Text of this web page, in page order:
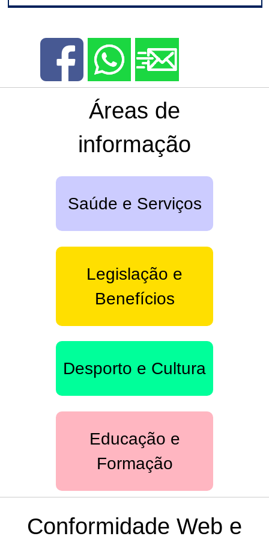
Áreas de
informação
Saúde e Serviços
Legislação e
Benefícios
Desporto e Cultura
Educação e
Formação
Conformidade Web e